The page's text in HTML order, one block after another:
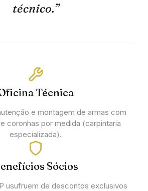
técnico.”
Técnica
e montagem de armas com
coronhas por medida (carpintaria
especializada).
Sócios
usufruem de descontos exclusivos